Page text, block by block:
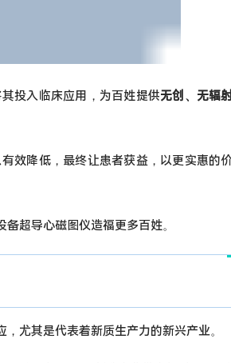
尤其是代表着新质生产力的新兴产业。
游应用场景设备制造企业带来超过 20%